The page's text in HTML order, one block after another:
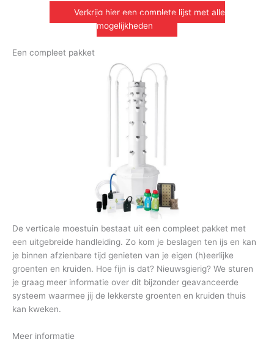
Verkrijg hier een complete lijst met alle
mogelijkheden
Een compleet pakket
De verticale moestuin bestaat uit een compleet pakket met
een uitgebreide handleiding. Zo kom je beslagen ten ijs en kan
je binnen afzienbare tijd genieten van je eigen (h)eerlijke
groenten en kruiden. Hoe fijn is dat? Nieuwsgierig? We sturen
je graag meer informatie over dit bijzonder geavanceerde
systeem waarmee jij de lekkerste groenten en kruiden thuis
kan kweken.
Meer informatie